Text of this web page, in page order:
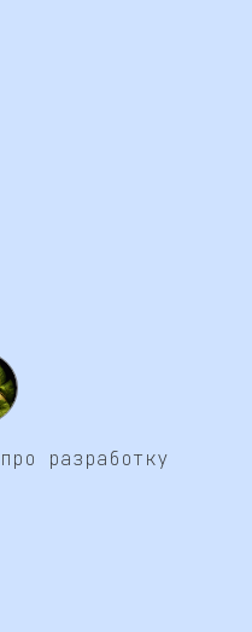
разработку